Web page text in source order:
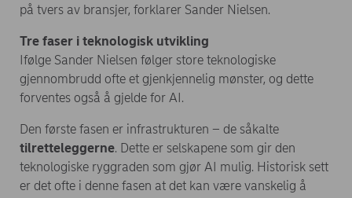
på tvers av bransjer, forklarer Sander Nielsen.
Tre faser i teknologisk utvikling
Ifølge Sander Nielsen følger store teknologiske
gjennombrudd ofte et gjenkjennelig mønster, og dette
forventes også å gjelde for AI.
Den første fasen er infrastrukturen – de såkalte
tilretteleggerne. Dette er selskapene som gir den
teknologiske ryggraden som gjør AI mulig. Historisk sett
er det ofte i denne fasen at det kan være vanskelig å